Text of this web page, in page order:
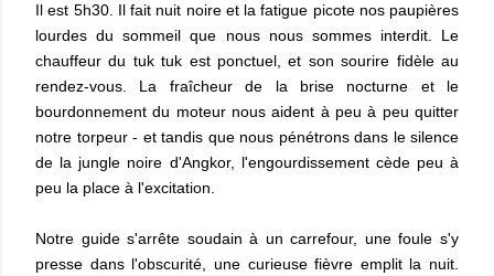
Il est 5h30. Il fait nuit noire et la fatigue picote nos paupières
lourdes du sommeil que nous nous sommes interdit. Le
chauffeur du tuk tuk est ponctuel, et son sourire fidèle au
rendez-vous. La fraîcheur de la brise nocturne et le
bourdonnement du moteur nous aident à peu à peu quitter
notre torpeur - et tandis que nous pénétrons dans le silence
de la jungle noire d'Angkor, l'engourdissement cède peu à
peu la place à l'excitation.
Notre guide s'arrête soudain à un carrefour, une foule s'y
presse dans l'obscurité, une curieuse fièvre emplit la nuit.